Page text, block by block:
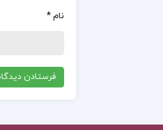
نام *